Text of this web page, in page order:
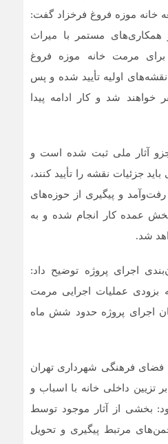
خانه موزه فروغ فرخزاد گفت:
همکاری‌های مستمر با میراث
برای مرمت خانه موزه فروغ
اولیه تأیید شده و پس
خواهند شد و کار ادامه پیدا
جزو آثار ملی ثبت شده است و
جزئیات نقشه را تأیید کنند،
رفت‌وآمد و پیگیری از حوزه‌های
عمده کار انجام شده و به
شد.
اجرای پروژه توضیح داد:
بزودی عملیات اجرایی مرمت
اجرای پروژه حدود شش ماه
فرهنگی شهرداری تهران
تزیین داخلی خانه با اسباب و
بخشی از آثار موجود توسط
مرتبط پیگیری و تحویل